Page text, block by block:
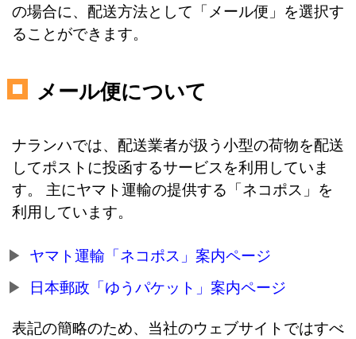
の場合に、配送方法として「メール便」を選択す
ることができます。
メール便について
ナランハでは、配送業者が扱う小型の荷物を配送
してポストに投函するサービスを利用していま
す。 主にヤマト運輸の提供する「ネコポス」を
利用しています。
ヤマト運輸「ネコポス」案内ページ
日本郵政「ゆうパケット」案内ページ
表記の簡略のため、当社のウェブサイトではすべ